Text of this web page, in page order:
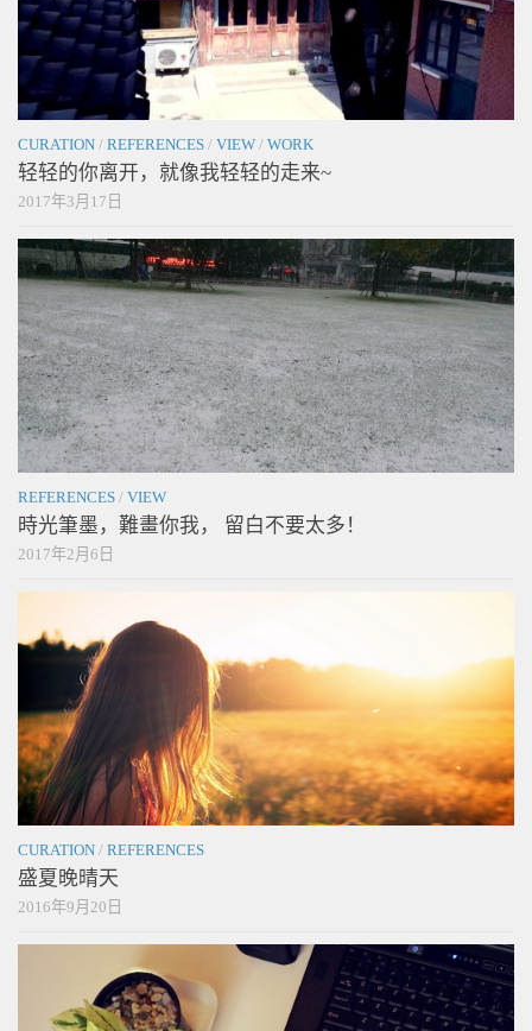
CURATION / REFERENCES / VIEW / WORK
轻轻的你离开，就像我轻轻的走来~
2017年3月17日
REFERENCES / VIEW
時光筆墨，難畫你我， 留白不要太多！
2017年2月6日
CURATION / REFERENCES
盛夏晚晴天
2016年9月20日